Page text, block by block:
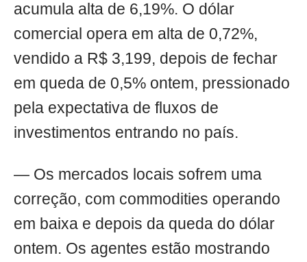
acumula alta de 6,19%. O dólar
comercial opera em alta de 0,72%,
vendido a R$ 3,199, depois de fechar
em queda de 0,5% ontem, pressionado
pela expectativa de fluxos de
investimentos entrando no país.
— Os mercados locais sofrem uma
correção, com commodities operando
em baixa e depois da queda do dólar
ontem. Os agentes estão mostrando